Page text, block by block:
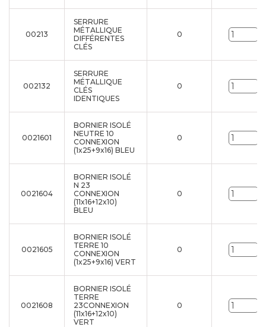
00213
SERRURE
MÉTALLIQUE
DIFFÉRENTES
CLÉS
0
002132
SERRURE
MÉTALLIQUE
CLÉS
IDENTIQUES
0
0021601
BORNIER ISOLÉ
NEUTRE 10
CONNEXION
(1x25+9x16) BLEU
0
0021604
BORNIER ISOLÉ
N 23
CONNEXION
(11x16+12x10)
BLEU
0
0021605
BORNIER ISOLÉ
TERRE 10
CONNEXION
(1x25+9x16) VERT
0
0021608
BORNIER ISOLÉ
TERRE
23CONNEXION
(11x16+12x10)
VERT
0